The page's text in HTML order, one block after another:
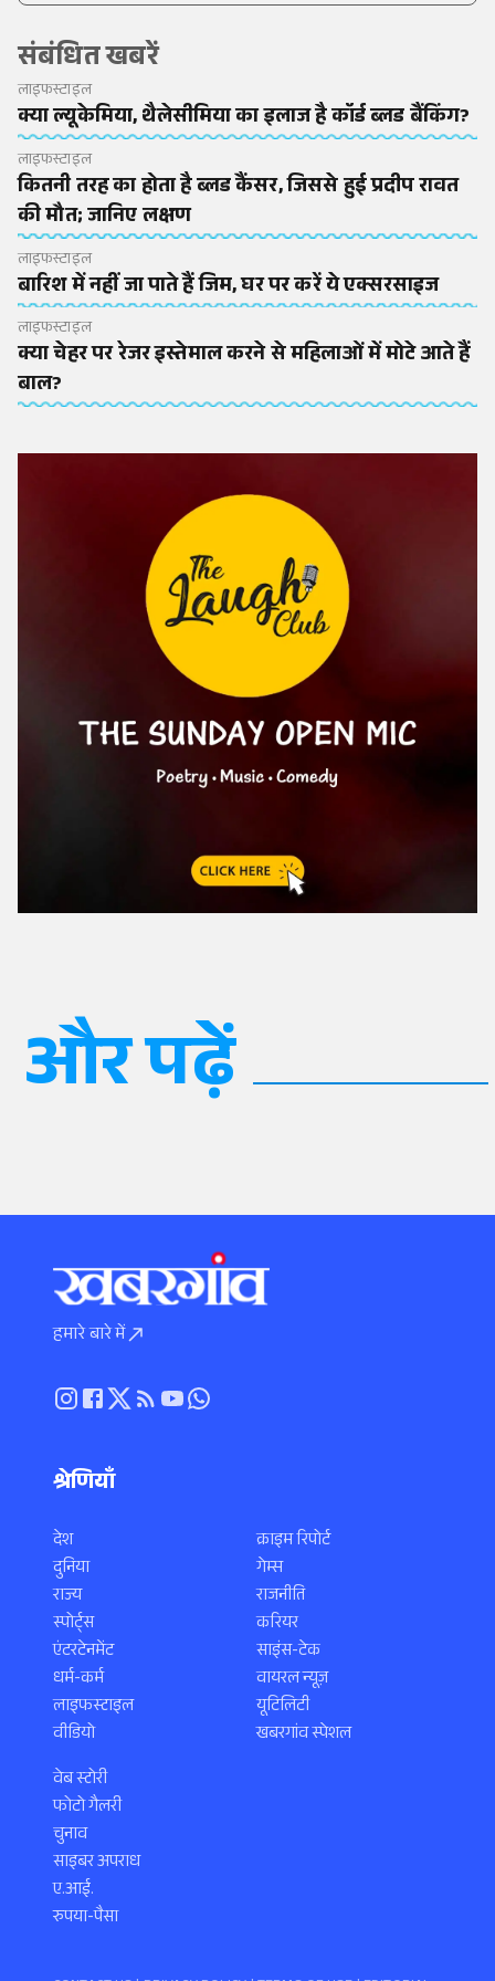
संबंधित खबरें
लाइफस्टाइल
क्या ल्यूकेमिया, थैलेसीमिया का इलाज है कॉर्ड ब्लड बैंकिंग?
लाइफस्टाइल
कितनी तरह का होता है ब्लड कैंसर, जिससे हुई प्रदीप रावत
की मौत; जानिए लक्षण
लाइफस्टाइल
बारिश में नहीं जा पाते हैं जिम, घर पर करें ये एक्सरसाइज
लाइफस्टाइल
क्या चेहर पर रेजर इस्तेमाल करने से महिलाओं में मोटे आते हैं
बाल?
और पढ़ें
हमारे बारे में
श्रेणियाँ
देश
दुनिया
राज्य
स्पोर्ट्स
एंटरटेनमेंट
धर्म-कर्म
लाइफस्टाइल
वीडियो
क्राइम रिपोर्ट
गेम्स
राजनीति
करियर
साइंस-टेक
वायरल न्यूज़
यूटिलिटी
खबरगांव स्पेशल
वेब स्टोरी
फोटो गैलरी
चुनाव
साइबर अपराध
ए.आई.
रुपया-पैसा